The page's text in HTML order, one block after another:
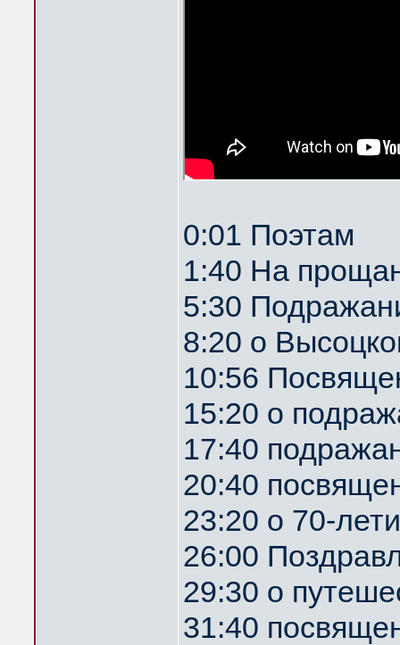
0:01 Поэтам
1:40 На
5:30
8:20 о
10:56
15:20 о
17:40
20:40
23:20 о 70-
26:00
29:30 о
31:40